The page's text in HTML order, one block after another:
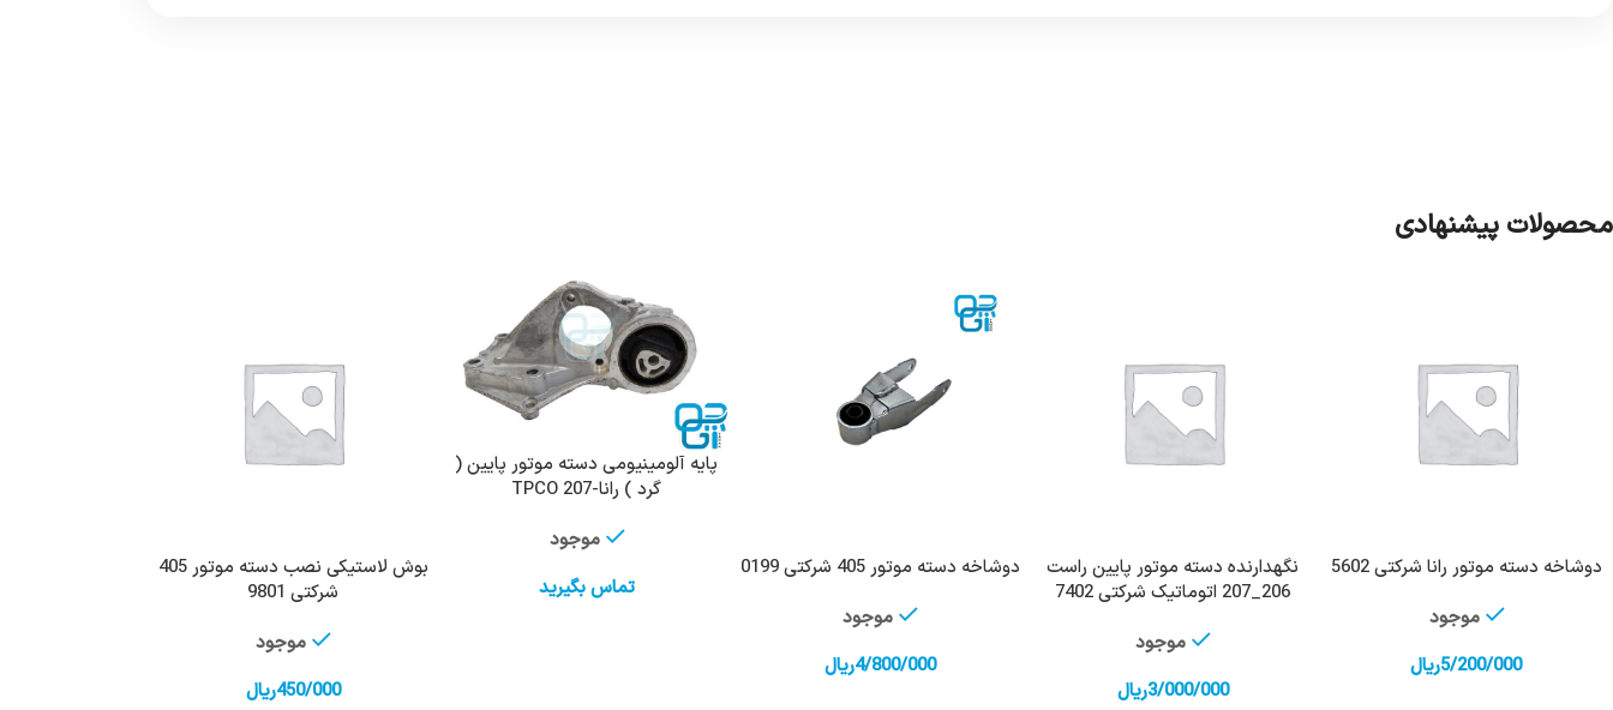
محصولات پیشنهادی
افزودن به سبد خرید
دوشاخه دسته موتور رانا شرکتی 5602
موجود
5/200/000ریال
افزودن به سبد خرید
نگهدارنده دسته موتور پایین راست
206_207 اتوماتیک شرکتی 7402
موجود
3/000/000ریال
افزودن به سبد خریددوشاخه دسته موتور 405 شرکتی 0199
موجود
4/800/000ریال
اطلاعات بیشتر
پایه ‌آلومینیومی دسته موتور پایین (
گرد ) رانا-207 TPCO
موجود
تماس بگیرید
افزودن به سبد خرید
بوش لاستیکی نصب دسته موتور 405
شرکتی 9801
موجود
450/000ریال